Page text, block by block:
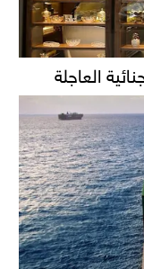
العاجلة